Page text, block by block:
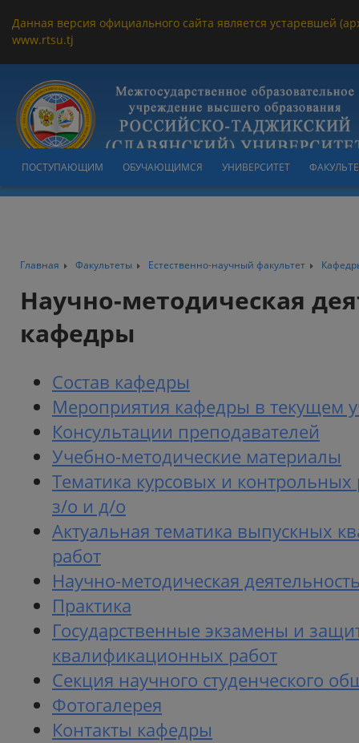
Данная версия официального сайта является устаревшей
www.rtsu.tj
ПОСТУПАЮЩИМ ОБУЧАЮЩИМСЯ УНИВЕРСИТЕТ
Главная Факультеты Естественно-научный факультет
Научно-методическая
кафедры
Состав кафедры
Мероприятия кафедры в текущем
Консультации преподавателей
Учебно-методические материалы
Тематика курсовых и контрольных
з/о и д/о
Актуальная тематика выпускных
работ
Научно-методическая
Практика
Государственные экзамены и
квалификационных работ
Секция научного студенческого
Фотогалерея
Контакты кафедры